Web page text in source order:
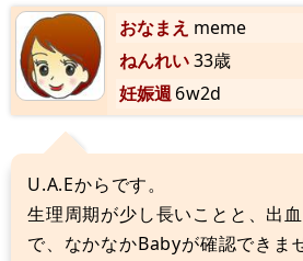
おなまえ meme
ねんれい33歳
妊娠週6w2d
U.A.Eからです。
生理周期が少し長いことと、出
で、なかなかBabyが確認できま